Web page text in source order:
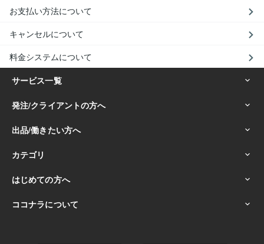
お支払い方法について
キャンセルについて
料金システムについて